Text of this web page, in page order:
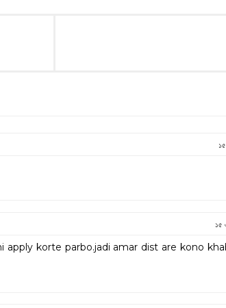
১৫
apply korte parbo.jadi amar dist are kono